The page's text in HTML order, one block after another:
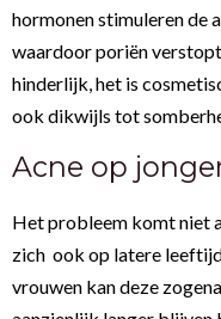
hormonen stimuleren de
waardoor poriën
hinderlijk, het is
ook dikwijls tot
Acne op
Het probleem komt niet
zich ook op latere
vrouwen kan deze